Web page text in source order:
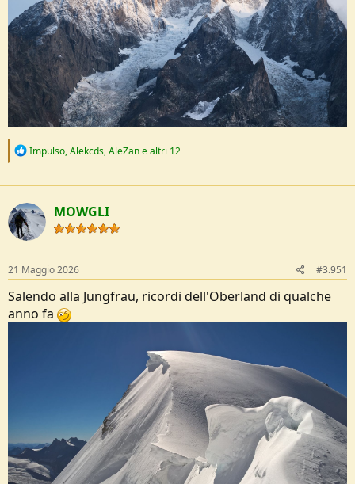
R
c
t
i
o
n
:
Impulso,Alekcds,AleZane altri 12
MOWGLI
21 Maggio 2026 #3.951
Salendo alla Jungfrau, ricordi dell'Oberland di qualche
anno fa